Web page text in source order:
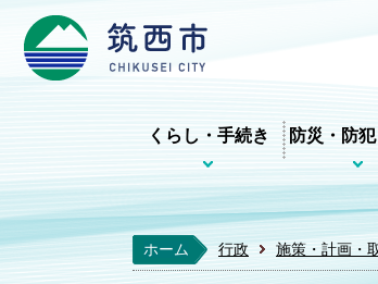
くらし・手続き 防災・防
ホーム 行政 施策・計画・